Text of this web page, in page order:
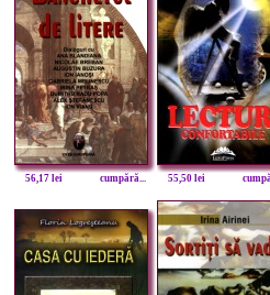
56,17 lei cumpără... 55,50 lei